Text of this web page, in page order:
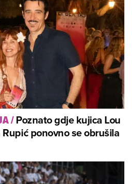
/Poznato gdje kujica Lou
ponovno se obrušila